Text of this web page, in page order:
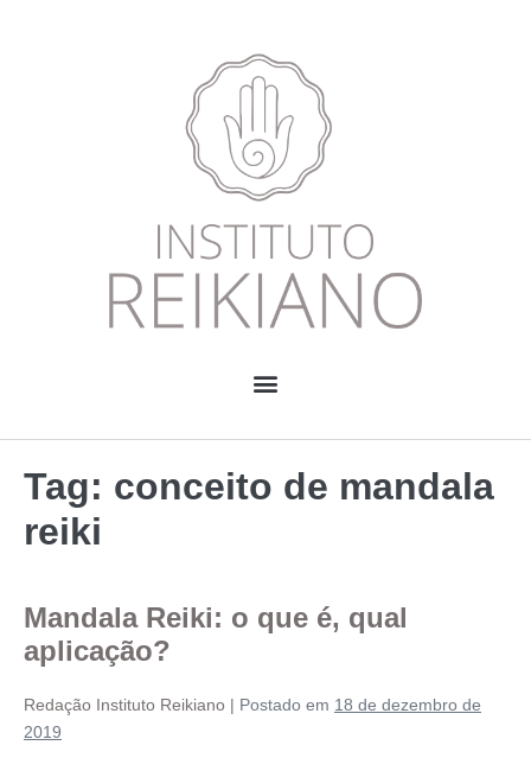
Tag: conceito de mandala
reiki
Mandala Reiki: o que é, qual
aplicação?
Redação Instituto Reikiano | Postado em 18 de dezembro de
2019